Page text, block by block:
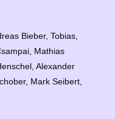
Bieber, Tobias,
Mathias
Alexander
Mark Seibert,